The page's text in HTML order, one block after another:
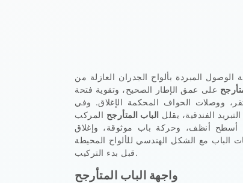
الوصول المبردة بألواح الجدران العازلة من
على عمق الإطار الصحيح، وتقوية فتحة
ووصلات الحواف المحكمة الإغلاق. وفي
الفندقية، يقلل الباب المتأرجح المركب
أسطح أنظف، وحركة باب موثوقة، وإغلاق
مع الشكل الهندسي للألواح المحيطة
قبل بدء التركيب.
واجهة الباب المتأرجح